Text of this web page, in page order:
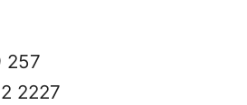
257
2227